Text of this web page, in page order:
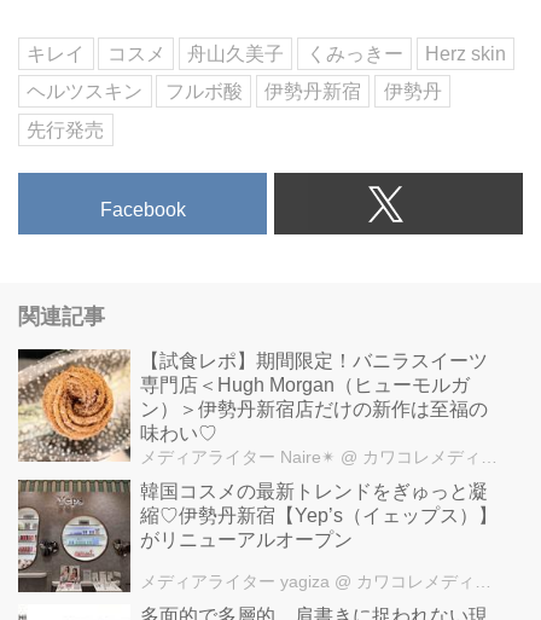
キレイ コスメ 舟山久美子 くみっきー
Herz skin
ヘルツスキン
フルボ酸 伊勢丹新宿
伊勢丹
先行発売
Facebook
関連記事
【試食レポ】期間限定！バニラスイーツ
専門店＜Hugh Morgan（ヒューモルガ
ン）＞伊勢丹新宿店だけの新作は至福の
味わい♡
メディアライター Naire✴︎ @ カワコレメディア編集部
韓国コスメの最新トレンドをぎゅっと凝
縮♡伊勢丹新宿【Yep’s（イェップス）】
がリニューアルオープン
メディアライター yagiza @ カワコレメディア編集部